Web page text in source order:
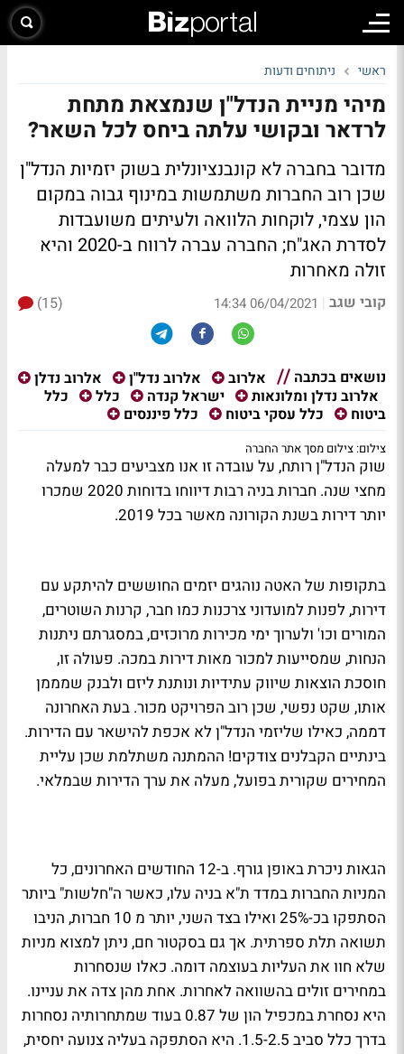
ראשי ניתוחים ודעות
מיהי מניית הנדל"ן שנמצאת מתחת
לרדאר ובקושי עלתה ביחס לכל השאר?
מדובר בחברה לא קונבנציונלית בשוק יזמיות הנדל"ן
שכן רוב החברות משתמשות במינוף גבוה במקום
הון עצמי, לוקחות הלוואה ולעיתים משועבדות
לסדרת האג"ח; החברה עברה לרווח ב-2020 והיא
זולה מאחרות
קובי שגב |
06/04/2021 14:34
(15)
נושאים בכתבה אלרוב אלרוב נדל"ן
אלרוב נדלן
אלרוב נדלן ומלונאות
ישראל קנדה כלל
כלל
ביטוח
כלל עסקי ביטוח כלל פיננסים
צילום: צילום מסך אתר החברה
שוק הנדל"ן רותח, על עובדה זו אנו מצביעים כבר למעלה
מחצי שנה. חברות בניה רבות דיווחו בדוחות 2020 שמכרו
יותר דירות בשנת הקורונה מאשר בכל 2019.
בתקופות של האטה נוהגים יזמים החוששים להיתקע עם
דירות, לפנות למועדוני צרכנות כמו חבר, קרנות השוטרים,
המורים וכו' ולערוך ימי מכירות מרוכזים, במסגרתם ניתנות
הנחות, שמסייעות למכור מאות דירות במכה. פעולה זו,
חוסכת הוצאות שיווק עתידיות ונותנת ליזם ולבנק שמממן
אותו, שקט נפשי, שכן רוב הפרויקט מכור. בעת האחרונה
דממה, כאילו שליזמי הנדל"ן לא אכפת להישאר עם הדירות.
בינתיים הקבלנים צודקים! ההמתנה משתלמת שכן עליית
המחירים שקורית בפועל, מעלה את ערך הדירות שבמלאי.
הגאות ניכרת באופן גורף. ב-12 החודשים האחרונים, כל
המניות החברות במדד ת"א בניה עלו, כאשר ה"חלשות" ביותר
הסתפקו בכ-25% ואילו בצד השני, יותר מ 10 חברות, הניבו
תשואה תלת ספרתית. אך גם בסקטור חם, ניתן למצוא מניות
שלא חוו את העליות בעוצמה דומה. כאלו שנסחרות
במחירים זולים בהשוואה לאחרות. אחת מהן צדה את עניינו.
היא נסחרת במכפיל הון של 0.87 בעוד שמתחרותיה נסחרות
בדרך כלל סביב 1.5-2.5. היא הסתפקה בעליה צנועה יחסית,